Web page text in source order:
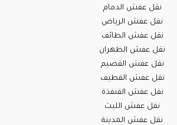
نقل عفش الدمام
نقل عفش الرياض
نقل عفش الطائف
نقل عفش الظهران
نقل عفش القصيم
نقل عفش القطيف
نقل عفش القنفذة
نقل عفش الليث
نقل عفش المدينة